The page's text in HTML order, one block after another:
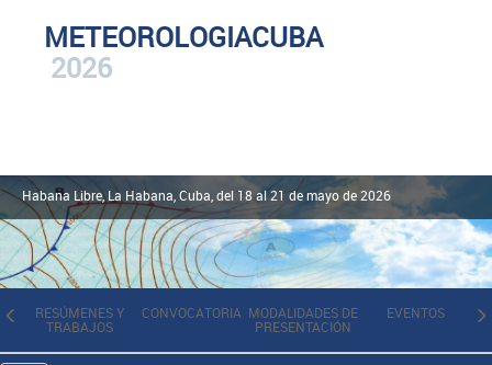
METEOROLOGIACUBA
2026
Habana Libre, La Habana, Cuba, del 18 al 21 de mayo de 2026
RESÚMENES Y
TRABAJOS
CONVOCATORIA MODALIDADES DE
PRESENTACIÓN
EVENTOS